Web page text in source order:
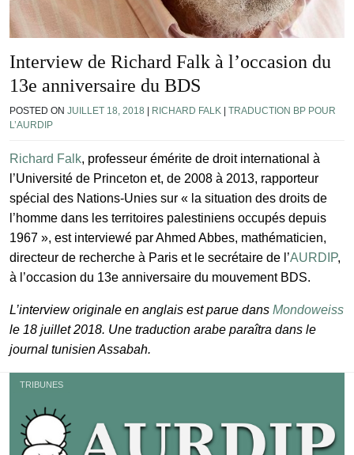
Interview de Richard Falk à l’occasion du
13e anniversaire du BDS
POSTED ON JUILLET 18, 2018 RICHARD FALK
TRADUCTION BP POUR
L’AURDIP
Richard Falk, professeur émérite de droit international à
l’Université de Princeton et, de 2008 à 2013, rapporteur
spécial des Nations-Unies sur « la situation des droits de
l’homme dans les territoires palestiniens occupés depuis
1967 », est interviewé par Ahmed Abbes, mathématicien,
directeur de recherche à Paris et le secrétaire de l’AURDIP,
à l’occasion du 13e anniversaire du mouvement BDS.
L’interview originale en anglais est parue dans Mondoweiss
le 18 juillet 2018. Une traduction arabe paraîtra dans le
journal tunisien Assabah.
TRIBUNES